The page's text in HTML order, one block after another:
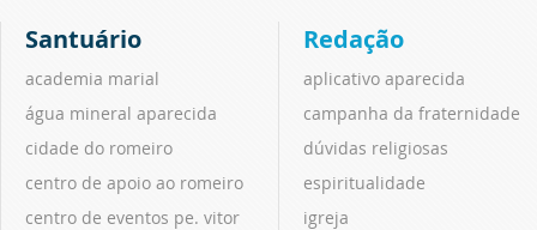
Santuário
academia marial
água mineral aparecida
cidade do romeiro
centro de apoio ao romeiro
centro de eventos pe. vitor
Redação
aplicativo aparecida
campanha da fraternidade
dúvidas religiosas
espiritualidade
igreja